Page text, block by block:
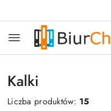
Kalki
Liczba produktów: 15